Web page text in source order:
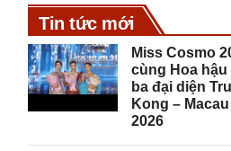
Tin tức mới
Miss Cosmo
cùng Hoa
ba đại diện
Kong –
2026